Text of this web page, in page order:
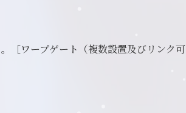
［ワープゲート（複数設置及びリンク可